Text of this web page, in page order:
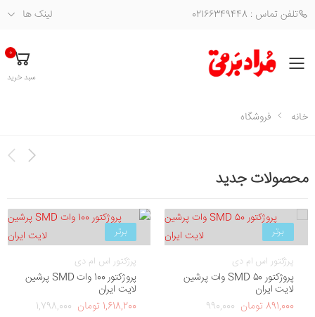
تلفن تماس : 02166349448 لینک ها
فهرست
0
سبد خرید
خانه فروشگاه
محصولات جدید
برتر
پرژکتور اس ام دی
پروژکتور SMD 50 وات پرشین
لایت ایران
891,000 تومان
990,000
برتر
پرژکتور اس ام دی
پروژکتور 100 وات SMD پرشین
لایت ایران
1,618,200 تومان
1,798,000